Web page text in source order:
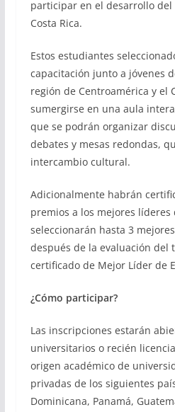
participar en el desarrollo
Costa Rica.
Estos estudiantes
capacitación junto a jóvenes
región de Centroamérica y el
sumergirse en una aula
que se podrán organizar
debates y mesas redondas,
intercambio cultural.
Adicionalmente habrán
premios a los mejores líderes
seleccionarán hasta 3
después de la evaluación del
certificado de Mejor Líder de
¿Cómo participar?
Las inscripciones estarán
universitarios o recién
origen académico de
privadas de los siguientes
Dominicana, Panamá,